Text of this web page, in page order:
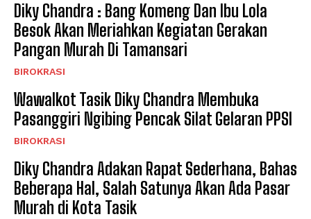
Diky Chandra : Bang Komeng Dan Ibu Lola
Besok Akan Meriahkan Kegiatan Gerakan
Pangan Murah Di Tamansari
BIROKRASI
Wawalkot Tasik Diky Chandra Membuka
Pasanggiri Ngibing Pencak Silat Gelaran PPSI
BIROKRASI
Diky Chandra Adakan Rapat Sederhana, Bahas
Beberapa Hal, Salah Satunya Akan Ada Pasar
Murah di Kota Tasik